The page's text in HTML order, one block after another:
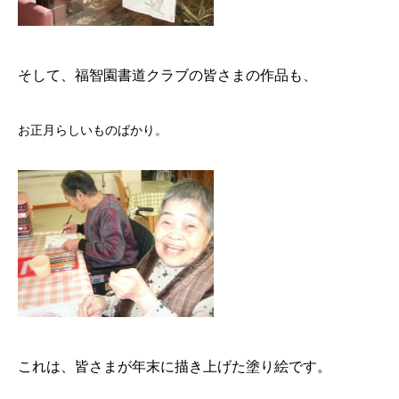
そして、福智園書道クラブの皆さまの作品も、
お正月らしいものばかり。
これは、皆さまが年末に描き上げた塗り絵です。